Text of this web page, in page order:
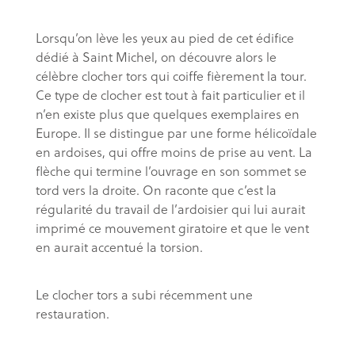
Lorsqu’on lève les yeux au pied de cet édifice
dédié à Saint Michel, on découvre alors le
célèbre clocher tors qui coiffe fièrement la tour.
Ce type de clocher est tout à fait particulier et il
n’en existe plus que quelques exemplaires en
Europe. Il se distingue par une forme hélicoïdale
en ardoises, qui offre moins de prise au vent. La
flèche qui termine l’ouvrage en son sommet se
tord vers la droite. On raconte que c’est la
régularité du travail de l’ardoisier qui lui aurait
imprimé ce mouvement giratoire et que le vent
en aurait accentué la torsion.
Le clocher tors a subi récemment une
restauration.